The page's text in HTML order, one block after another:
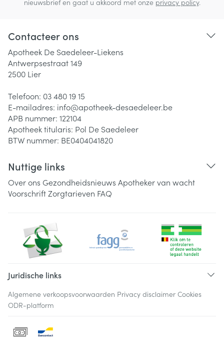
nieuwsbrief en gaat u akkoord met onze privacy policy.
Contacteer ons
Apotheek De Saedeleer-Liekens
Antwerpsestraat 149
2500 Lier
Telefoon: 03 480 19 15
E-mailadres: info@apotheek-desaedeleer.be
APB nummer: 122104
Apotheek titularis: Pol De Saedeleer
BTW nummer: BE0404041820
Nuttige links
Over ons Gezondheidsnieuws Apotheker van wacht
VoorschriftZorgtarieven FAQ
Juridische links
Algemene verkoopsvoorwaarden Privacy disclaimer Cookies
ODR-platform